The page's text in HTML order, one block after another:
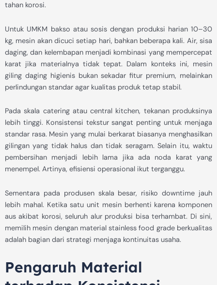
tahan korosi.
Untuk UMKM bakso atau sosis dengan produksi harian 10–30
kg, mesin akan dicuci setiap hari, bahkan beberapa kali. Air, sisa
daging, dan kelembapan menjadi kombinasi yang mempercepat
karat jika materialnya tidak tepat. Dalam konteks ini, mesin
giling daging higienis bukan sekadar fitur premium, melainkan
perlindungan standar agar kualitas produk tetap stabil.
Pada skala catering atau central kitchen, tekanan produksinya
lebih tinggi. Konsistensi tekstur sangat penting untuk menjaga
standar rasa. Mesin yang mulai berkarat biasanya menghasilkan
gilingan yang tidak halus dan tidak seragam. Selain itu, waktu
pembersihan menjadi lebih lama jika ada noda karat yang
menempel. Artinya, efisiensi operasional ikut terganggu.
Sementara pada produsen skala besar, risiko downtime jauh
lebih mahal. Ketika satu unit mesin berhenti karena komponen
aus akibat korosi, seluruh alur produksi bisa terhambat. Di sini,
memilih mesin dengan material stainless food grade berkualitas
adalah bagian dari strategi menjaga kontinuitas usaha.
Pengaruh Material